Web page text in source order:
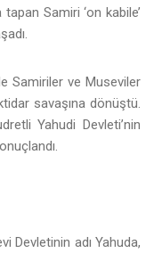
Samiri ‘on kabile’
Samiriler ve Museviler
savaşına dönüştü.
Yahudi Devleti’nin
Devletinin adı Yahuda,